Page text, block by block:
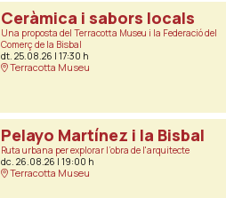
Ceràmica i sabors locals
Una proposta del Terracotta Museu i la Federació del
Comerç de la Bisbal
dt. 25.08.26 | 17:30 h
Terracotta Museu
Pelayo Martínez i la Bisbal
Ruta urbana per explorar l’obra de l'arquitecte
dc. 26.08.26 | 19:00 h
Terracotta Museu